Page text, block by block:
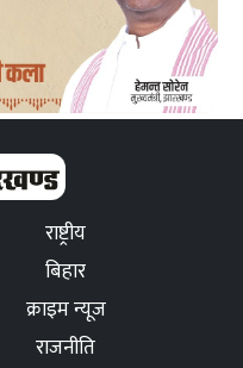
राष्ट्रीय
बिहार
क्राइम न्यूज
राजनीति